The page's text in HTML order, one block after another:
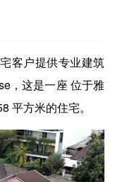
客户提供专业建筑
，这是一座 位于雅
平方米的住宅。